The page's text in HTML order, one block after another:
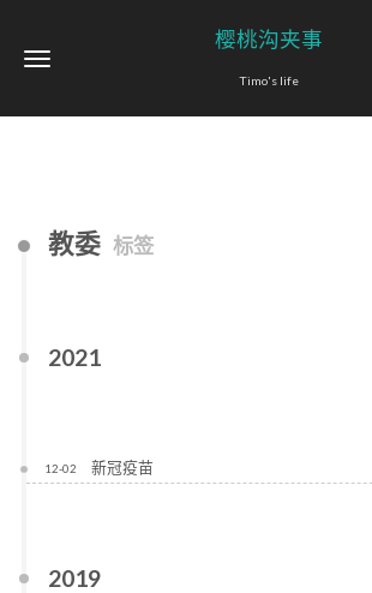
樱桃沟夹事
Timo's life
教委 标签
2021
12-02 新冠疫苗
2019